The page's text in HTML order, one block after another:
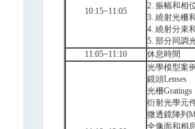
10:15~11:05
2. 振幅和相
3. 繞射光柵
4. 繞射分束
5. 部分同調
11:05~11:10
休息時間
光學模型案
鏡頭Lenses
光柵Gratings
衍射光學元
微透鏡陣列
全像面和相